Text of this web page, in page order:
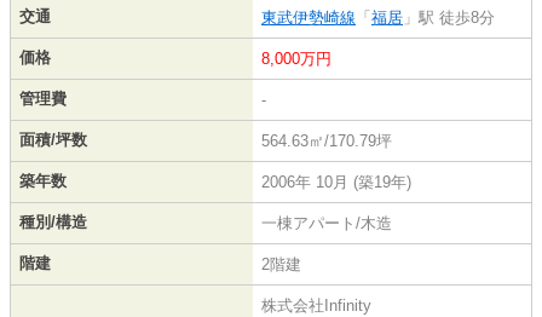
交通 東武伊勢崎線 「 福居 」駅 徒歩8分
価格 8,000万円
管理費 -
面積/坪数 564.63㎡/170.79坪
築年数 2006年 10月 (築19年)
種別/構造 一棟アパート/木造
階建 2階建
株式会社Infinity